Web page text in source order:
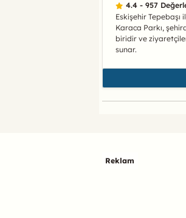
4.4 - 957
Eskişehir
Karaca Parkı,
biridir ve
sunar.
Reklam